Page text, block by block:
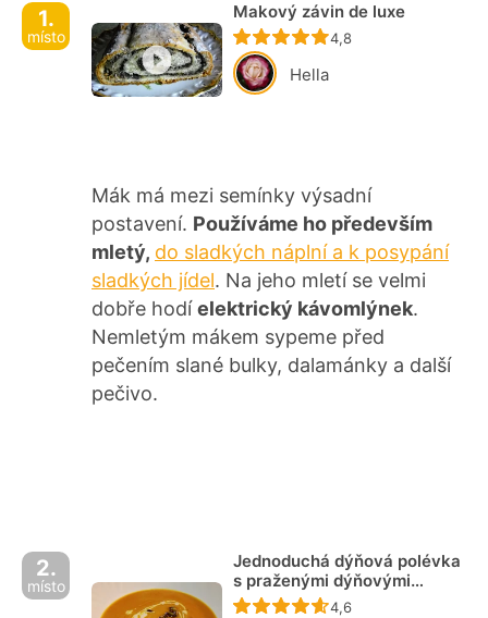
1.
místo
Makový závin de luxe
Recept ještě nebyl
4,8
Hella
Mák má mezi semínky výsadní
postavení. Používáme ho především
mletý, do sladkých náplní a k posypání
sladkých jídel. Na jeho mletí se velmi
dobře hodíelektrický kávomlýnek.
Nemletým mákem sypeme před
pečením slané bulky, dalamánky a další
pečivo.
2.
místo
Jednoduchá dýňová polévka
s praženými dýňovými
semínky
Recept ještě nebyl
4,6